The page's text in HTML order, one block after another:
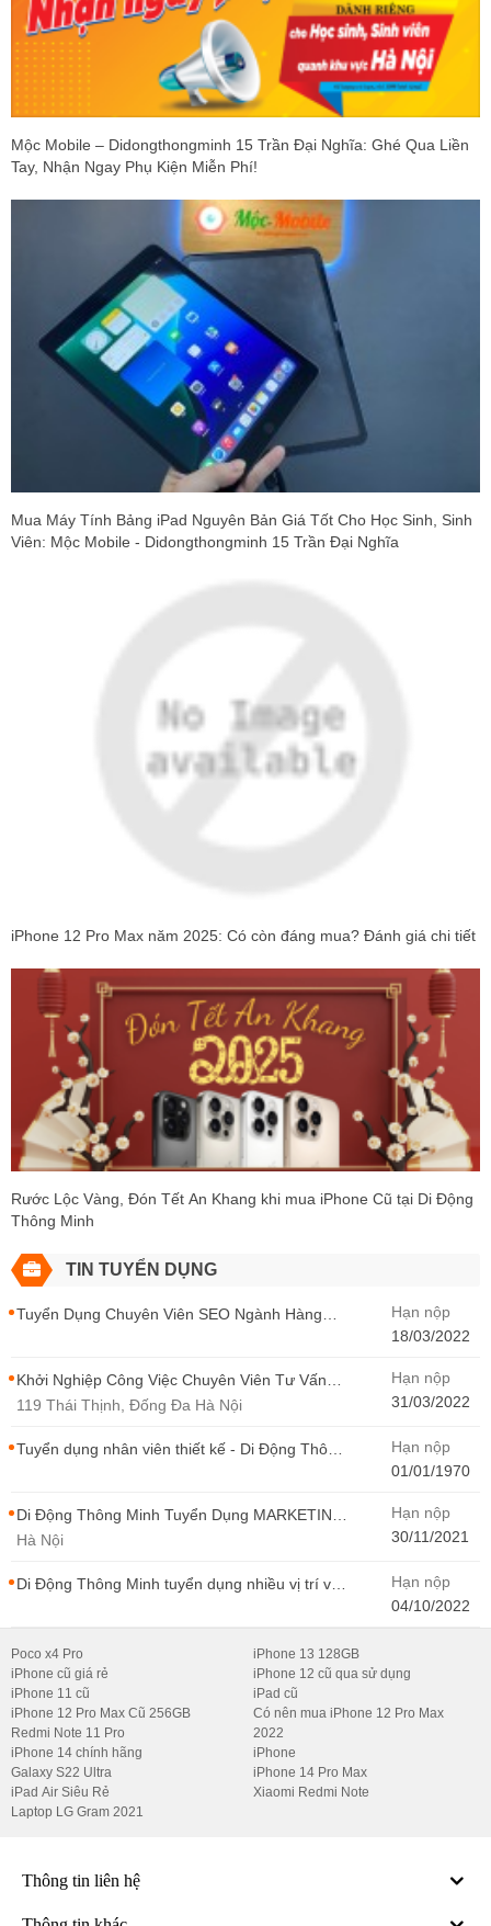
Mộc Mobile – Didongthongminh 15 Trần Đại Nghĩa: Ghé Qua Liền
Tay, Nhận Ngay Phụ Kiện Miễn Phí!
Mua Máy Tính Bảng iPad Nguyên Bản Giá Tốt Cho Học Sinh, Sinh
Viên: Mộc Mobile - Didongthongminh 15 Trần Đại Nghĩa
iPhone 12 Pro Max năm 2025: Có còn đáng mua? Đánh giá chi tiết
Rước Lộc Vàng, Đón Tết An Khang khi mua iPhone Cũ tại Di Động
Thông Minh
TIN TUYỂN DỤNG
Tuyển Dụng Chuyên Viên SEO Ngành Hàng
Hạn nộp
18/03/2022
Khởi Nghiệp Công Việc Chuyên Viên Tư Vấn
Bán Hàng Di Động Thông Minh
119 Thái Thịnh, Đống Đa Hà Nội
Hạn nộp
31/03/2022
Tuyển dụng nhân viên thiết kế - Di Động Thông
Hạn nộp
01/01/1970
Di Động Thông Minh Tuyển Dụng MARKETING
- CONTENT WIRITER
Hà Nội
Hạn nộp
30/11/2021
Di Động Thông Minh tuyển dụng nhiều vị trí với
Thông Minh
Hạn nộp
04/10/2022
Poco x4 Pro
iPhone cũ giá rẻ
iPhone 11 cũ
iPhone 12 Pro Max Cũ 256GB
Redmi Note 11 Pro
iPhone 14 chính hãng
Galaxy S22 Ultra
iPad Air Siêu Rẻ
Laptop LG Gram 2021
iPhone 13 128GB
iPhone 12 cũ qua sử dụng
iPad cũ
Có nên mua iPhone 12 Pro Max
2022
iPhone
iPhone 14 Pro Max
Xiaomi Redmi Note
Thông tin liên hệ